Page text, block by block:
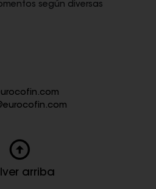
según diversas
arriba